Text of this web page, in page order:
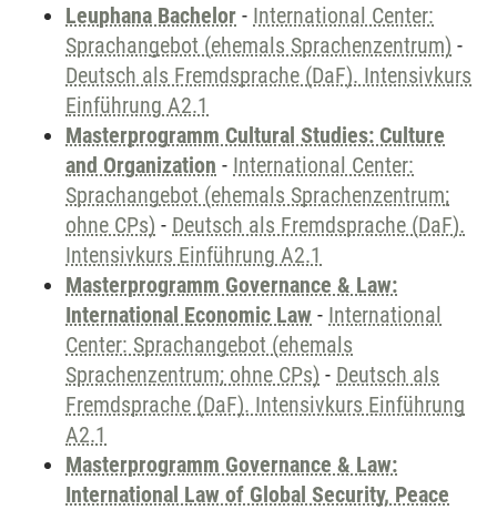
Leuphana Bachelor - International Center:
Sprachangebot (ehemals Sprachenzentrum) -
Deutsch als Fremdsprache (DaF). Intensivkurs
Einführung A2.1
Masterprogramm Cultural Studies: Culture
and Organization - International Center:
Sprachangebot (ehemals Sprachenzentrum;
ohne CPs) - Deutsch als Fremdsprache (DaF).
Intensivkurs Einführung A2.1
Masterprogramm Governance & Law:
International Economic Law - International
Center: Sprachangebot (ehemals
Sprachenzentrum; ohne CPs) - Deutsch als
Fremdsprache (DaF). Intensivkurs Einführung
A2.1
Masterprogramm Governance & Law:
International Law of Global Security, Peace